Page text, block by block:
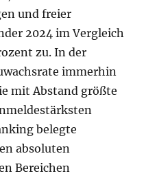
und freier
2024 im Vergleich
zu. In der
immerhin
mit Abstand größte
belegte
absoluten
Bereichen